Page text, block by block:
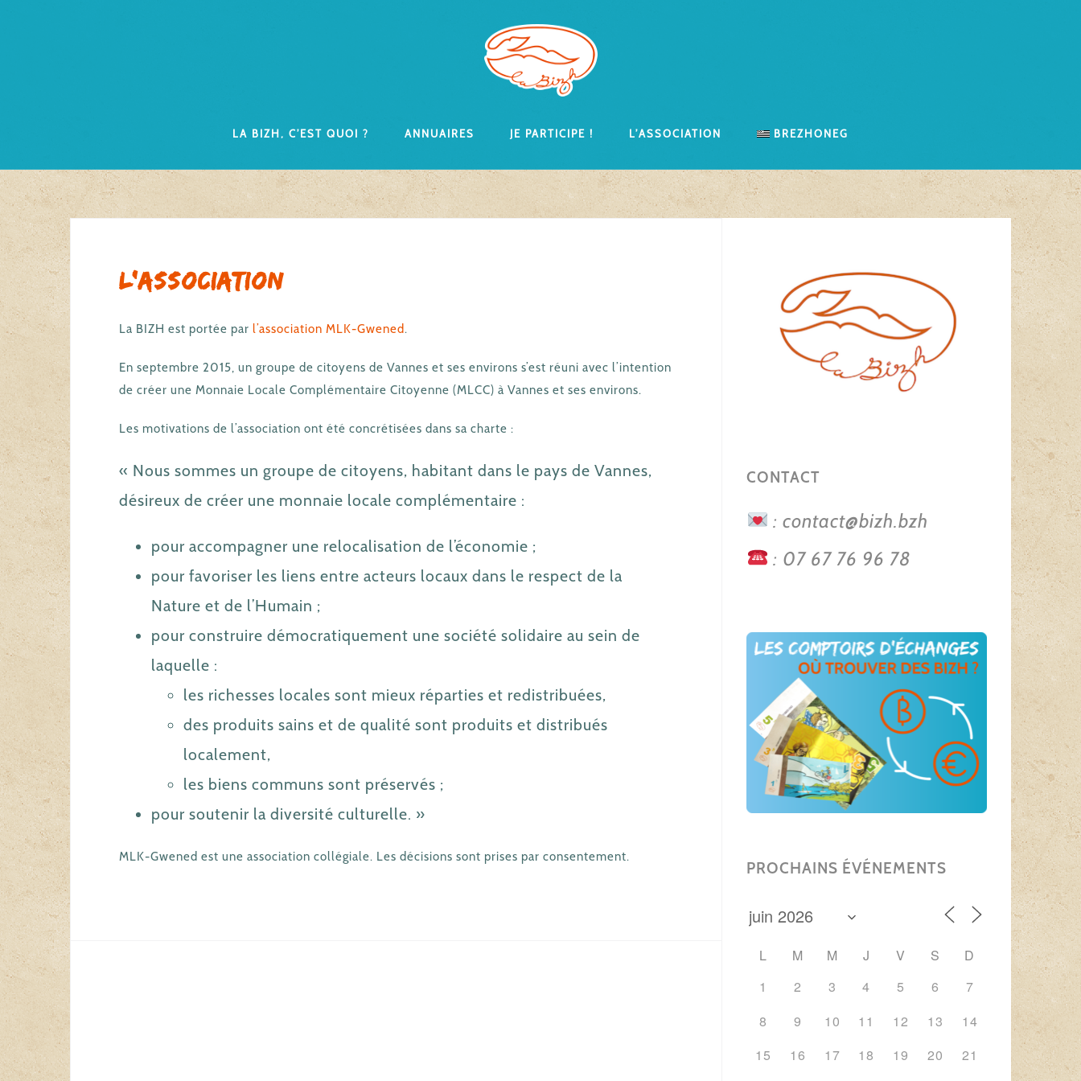
La Bizh, c’est quoi ? Annuaires Je participe ! L’association Brezhoneg
L’association
La BIZH est portée par l’association MLK-Gwened.
En septembre 2015, un groupe de citoyens de Vannes et ses environs s’est réuni avec l’intention
de créer une Monnaie Locale Complémentaire Citoyenne (MLCC) à Vannes et ses environs.
Les motivations de l’association ont été concrétisées dans sa charte :
« Nous sommes un groupe de citoyens, habitant dans le pays de Vannes,
désireux de créer une monnaie locale complémentaire :
pour accompagner une relocalisation de l’économie ;
pour favoriser les liens entre acteurs locaux dans le respect de la
Nature et de l’Humain ;
pour construire démocratiquement une société solidaire au sein de
laquelle :
les richesses locales sont mieux réparties et redistribuées,
des produits sains et de qualité sont produits et distribués
localement,
les biens communs sont préservés ;
pour soutenir la diversité culturelle. »
MLK-Gwened est une association collégiale. Les décisions sont prises par consentement.
CONTACT
: contact@bizh.bzh
: 07 67 76 96 78
PROCHAINS ÉVÉNEMENTS
L M M J V S
D
1
2 3 4 5 6
7
8
9 10 11 12 13
14
15
16 17 18 19 20
21